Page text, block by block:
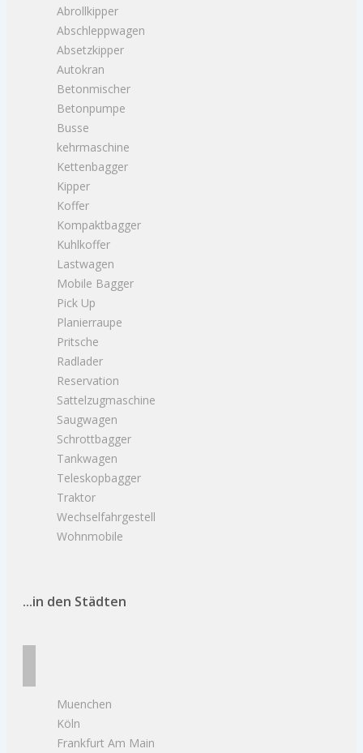
Abrollkipper
Abschleppwagen
Absetzkipper
Autokran
Betonmischer
Betonpumpe
Busse
kehrmaschine
Kettenbagger
Kipper
Koffer
Kompaktbagger
Kuhlkoffer
Lastwagen
Mobile Bagger
Pick Up
Planierraupe
Pritsche
Radlader
Reservation
Sattelzugmaschine
Saugwagen
Schrottbagger
Tankwagen
Teleskopbagger
Traktor
Wechselfahrgestell
Wohnmobile
...in den Städten
Muenchen
Köln
Frankfurt Am Main